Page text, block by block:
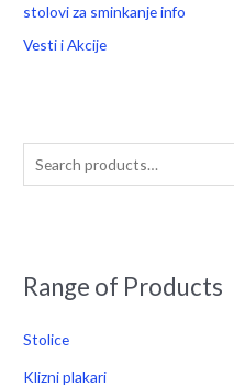
stolovi za sminkanje info
Vesti i Akcije
Range of Products
Stolice
Klizni plakari